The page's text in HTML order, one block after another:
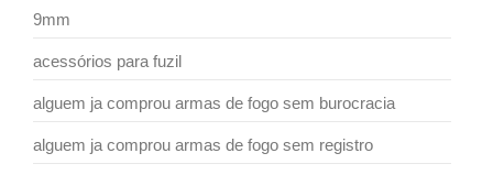
9mm
acessórios para fuzil
alguem ja comprou armas de fogo sem burocracia
alguem ja comprou armas de fogo sem registro